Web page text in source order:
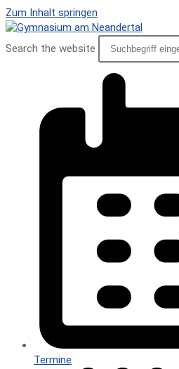
Zum Inhalt springen
Search the website
Termine